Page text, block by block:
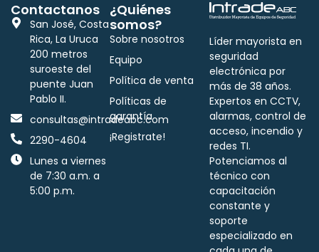
Líder mayorista en
seguridad
electrónica por
más de 38 años.
Expertos en CCTV,
alarmas, control de
acceso, incendio y
redes TI.
Potenciamos al
técnico con
capacitación
constante y
soporte
especializado en
¿Quiénes
somos?
Sobre nosotros
Equipo
Política de venta
Políticas de
garantía
¡Registrate!
Contactanos
San José, Costa
Rica, La Uruca
200 metros
suroeste del
puente Juan
Pablo II.
consultas@intradeabc.com
2290-4604
Lunes a viernes
de 7:30 a.m. a
5:00 p.m.